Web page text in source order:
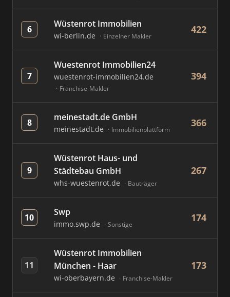
6 Wüstenrot Immobilien
wi-berlin.de Einzelner Makler
422
7
Wuestenrot Immobilien24
wuestenrot-immobilien24.de
Franchise-Makler
394
8 meinestadt.de GmbH
meinestadt.de Immobilienplattform
366
9
Wüstenrot Haus- und
Städtebau GmbH
whs-wuestenrot.de Bauträger
267
10 Swp
immo.swp.de Sonstige
174
11
Wüstenrot Immobilien
München - Haar
wi-oberbayern.de Franchise-Makler
173